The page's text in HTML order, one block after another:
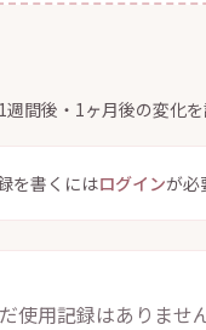
間後・1ヶ月後の変化を
を書くにはログインが必
使用記録はありませ